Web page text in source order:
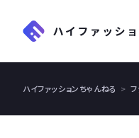
ハイファッションちゃんねる